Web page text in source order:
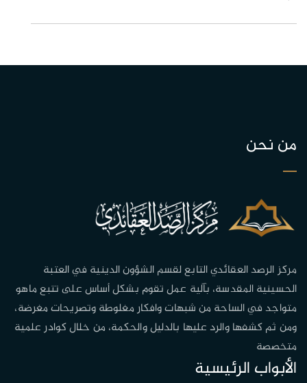
من نحن
مركز الرصد العقائدي التابع لقسم الشؤون الدينية في العتبة
الحسينية المقدسة، بآلية عمل تقوم بشكل أساس على تتبع ماهو
متواجد في الساحة من شبهات وافكار مغلوطة وتصريحات مغرضة،
ومن ثم كشفها والرد عليها بالدليل والحكمة، من خلال كوادر علمية
متخصصة
الأبواب الرئيسية